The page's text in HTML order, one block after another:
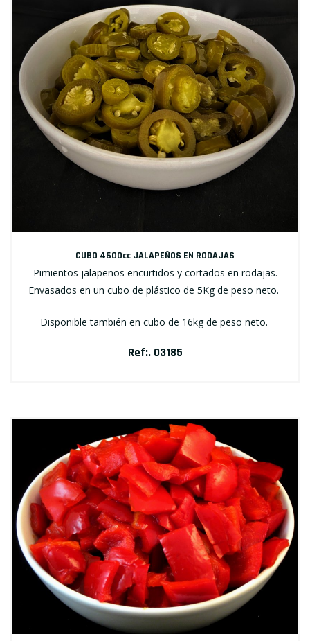
CUBO 4600cc JALAPEÑOS EN RODAJAS
Pimientos jalapeños encurtidos y cortados en rodajas.
Envasados en un cubo de plástico de 5Kg de peso neto.
Disponible también en cubo de 16kg de peso neto.
Ref:. 03185